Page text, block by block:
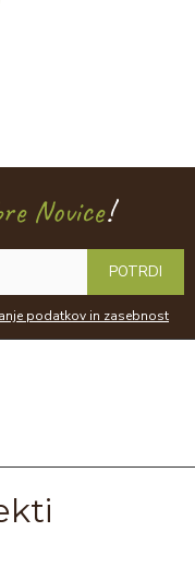
Novice!
POTRDI
podatkov in zasebnost